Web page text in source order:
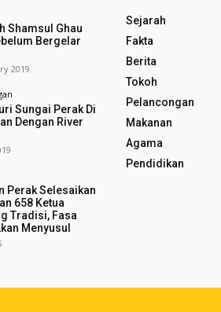
Shamsul Ghau
Bergelar
2019
Sungai Perak Di
Dengan River
Perak Selesaikan
658 Ketua
Tradisi, Fasa
Menyusul
Sejarah
Fakta
Berita
Tokoh
Pelancongan
Makanan
Agama
Pendidikan